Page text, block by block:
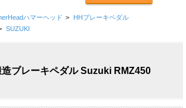
ハマーヘッド > HHブレーキペダル
SUZUKI
ブレーキペダル Suzuki RMZ450